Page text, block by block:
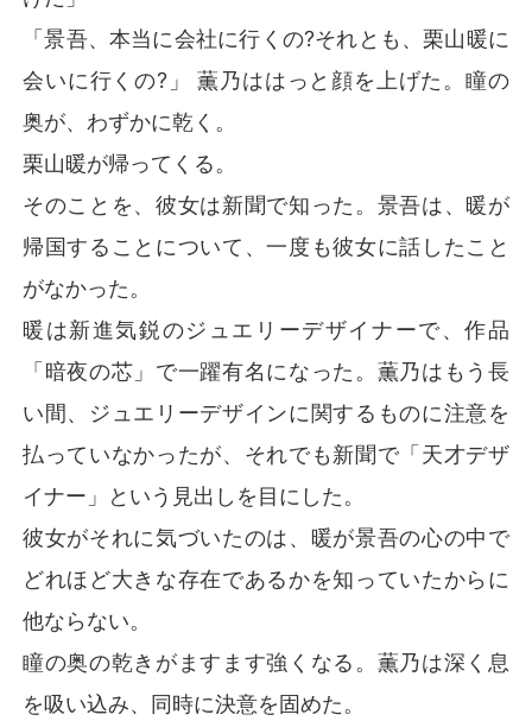
「景吾、本当に会社に行くの?それとも、栗山暖に
会いに行くの?」 薫乃ははっと顔を上げた。瞳の
奥が、わずかに乾く。
栗山暖が帰ってくる。
そのことを、彼女は新聞で知った。景吾は、暖が
帰国することについて、一度も彼女に話したこと
がなかった。
暖は新進気鋭のジュエリーデザイナーで、作品
「暗夜の芯」で一躍有名になった。薫乃はもう長
い間、ジュエリーデザインに関するものに注意を
払っていなかったが、それでも新聞で「天才デザ
イナー」という見出しを目にした。
彼女がそれに気づいたのは、暖が景吾の心の中で
どれほど大きな存在であるかを知っていたからに
他ならない。
瞳の奥の乾きがますます強くなる。薫乃は深く息
を吸い込み、同時に決意を固めた。